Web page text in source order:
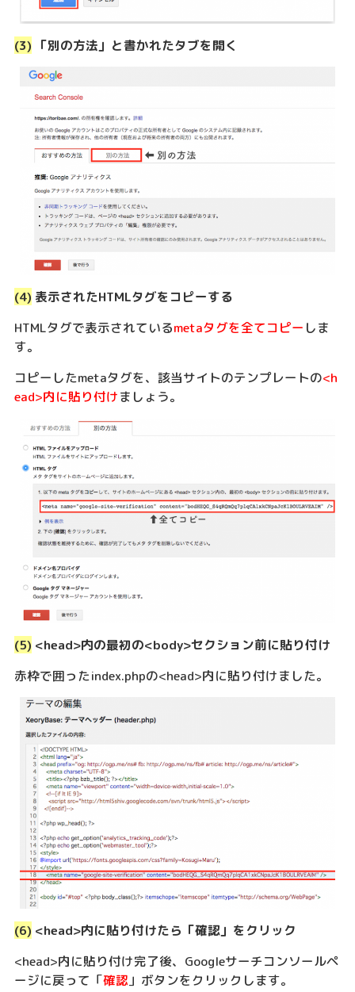
(3) 「別の方法」と書かれたタブを開く
(4) 表示されたHTMLタグをコピーする
HTMLタグで表示されているmetaタグを全てコピー しま
す。
コピーしたmetaタグを、該当サイトのテンプレートの<h
ead>内に貼り付けましょう。
(5) <head>内の最初の<body>セクション前に貼り付け
赤枠で囲ったindex.phpの<head>内に貼り付けました。
(6) <head>内に貼り付けたら「確認」をクリック
<head>内に貼り付け完了後、Googleサーチコンソールペ
ージに戻って「確認」ボタンをクリックします。